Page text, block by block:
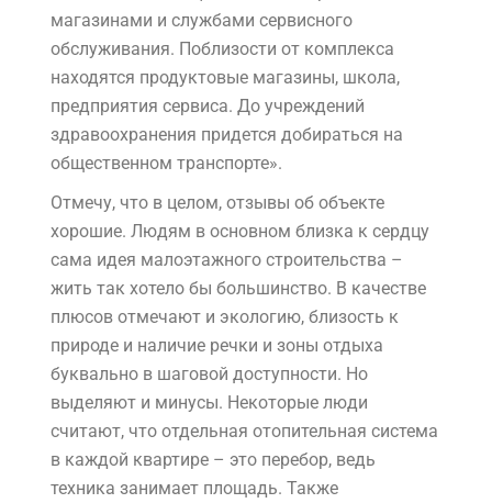
магазинами и службами сервисного
обслуживания. Поблизости от комплекса
находятся продуктовые магазины, школа,
предприятия сервиса. До учреждений
здравоохранения придется добираться на
общественном транспорте».
Отмечу, что в целом, отзывы об объекте
хорошие. Людям в основном близка к сердцу
сама идея малоэтажного строительства –
жить так хотело бы большинство. В качестве
плюсов отмечают и экологию, близость к
природе и наличие речки и зоны отдыха
буквально в шаговой доступности. Но
выделяют и минусы. Некоторые люди
считают, что отдельная отопительная система
в каждой квартире – это перебор, ведь
техника занимает площадь. Также